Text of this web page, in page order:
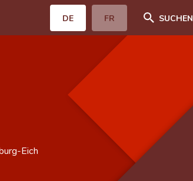
DE FR SUCHEN
Eich